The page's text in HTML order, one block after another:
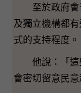
至於政府會
及獨立機構都
式的支持程度。
他說：「這
會密切留意民意